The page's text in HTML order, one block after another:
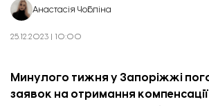
Колонки
Про нас
Редакційна політика
Анастасія Чобліна
25.12.2023 | 10:00
Минулого тижня у Запоріжжі
заявок на отримання компенсації